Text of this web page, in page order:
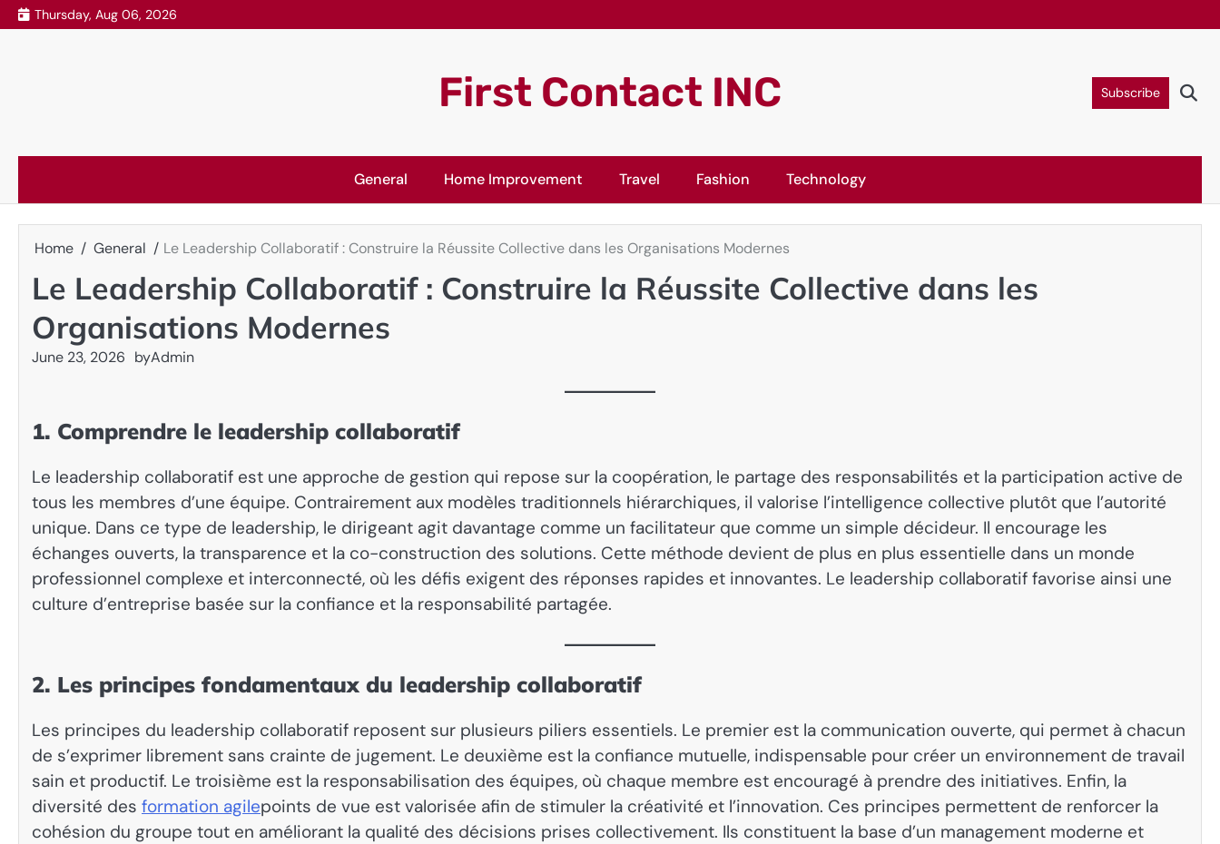
Skip
to
Thursday, Aug 06, 2026
First Contact INC Subscribe
General Home Improvement Travel Fashion Technology
Home General Le Leadership Collaboratif : Construire la Réussite Collective dans les Organisations Modernes
Le Leadership Collaboratif : Construire la Réussite Collective dans les
Organisations Modernes
June 23, 2026 byAdmin
1. Comprendre le leadership collaboratif
Le leadership collaboratif est une approche de gestion qui repose sur la coopération, le partage des responsabilités et la participation active de
tous les membres d’une équipe. Contrairement aux modèles traditionnels hiérarchiques, il valorise l’intelligence collective plutôt que l’autorité
unique. Dans ce type de leadership, le dirigeant agit davantage comme un facilitateur que comme un simple décideur. Il encourage les
échanges ouverts, la transparence et la co-construction des solutions. Cette méthode devient de plus en plus essentielle dans un monde
professionnel complexe et interconnecté, où les défis exigent des réponses rapides et innovantes. Le leadership collaboratif favorise ainsi une
culture d’entreprise basée sur la confiance et la responsabilité partagée.
2. Les principes fondamentaux du leadership collaboratif
Les principes du leadership collaboratif reposent sur plusieurs piliers essentiels. Le premier est la communication ouverte, qui permet à chacun
de s’exprimer librement sans crainte de jugement. Le deuxième est la confiance mutuelle, indispensable pour créer un environnement de travail
sain et productif. Le troisième est la responsabilisation des équipes, où chaque membre est encouragé à prendre des initiatives. Enfin, la
diversité des formation agilepoints de vue est valorisée afin de stimuler la créativité et l’innovation. Ces principes permettent de renforcer la
cohésion du groupe tout en améliorant la qualité des décisions prises collectivement. Ils constituent la base d’un management moderne et